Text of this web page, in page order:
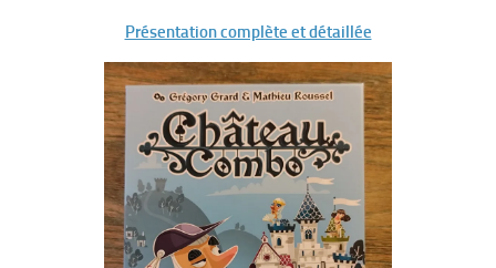
Présentation complète et détaillée